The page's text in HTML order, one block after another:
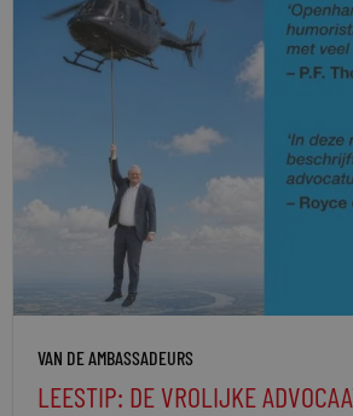
VAN DE AMBASSADEURS
LEESTIP: DE VROLIJKE